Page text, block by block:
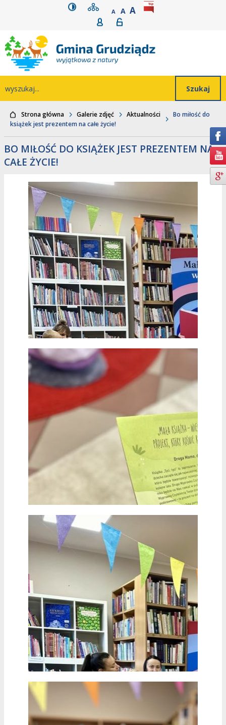
Przejdź do głównego
Przejdź do treści
Przejdź do
wyszukiwarki
Przejdź do mapywersja kontrastowa
mapa serwisu
A POMNIEJSZ CZCIONKĘ
A STANDARDOWY ROZMIAR
A POWIĘKSZ
rozmiar czcionki
Rejestracja
Strona główna Galerie zdjęć Aktualności
Bo miłość do
książek jest prezentem na całe życie!
BO MIŁOŚĆ DO KSIĄŻEK JEST PREZENTEM NA
CAŁE ŻYCIE!